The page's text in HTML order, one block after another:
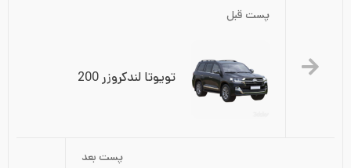
پست قبل
تویوتا لندکروزر 200
پست بعد